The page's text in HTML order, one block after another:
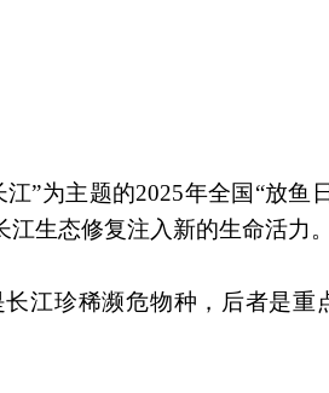
”为主题的2025年全国“放鱼
生态修复注入新的生命活力。
江珍稀濒危物种，后者是重